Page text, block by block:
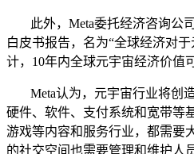
此外，Meta委托经济咨询公
白皮书报告，名为“全球经济对
计，10年内全球元宇宙经济价值
Meta认为，元宇宙行业将创
硬件、软件、支付系统和宽带等
游戏等内容和服务行业，都需要
的社交空间也需要管理和维护人